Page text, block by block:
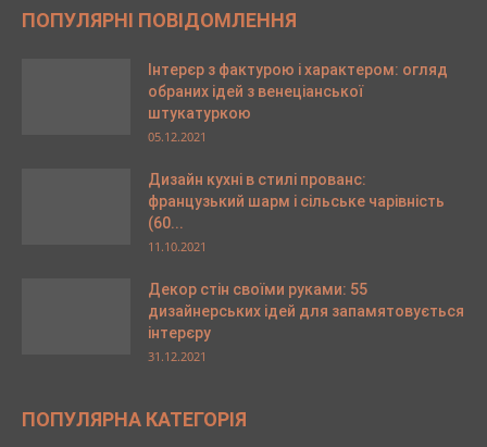
ПОПУЛЯРНІ ПОВІДОМЛЕННЯ
Інтерєр з фактурою і характером: огляд
обраних ідей з венеціанської
штукатуркою
05.12.2021
Дизайн кухні в стилі прованс:
французький шарм і сільське чарівність
(60...
11.10.2021
Декор стін своїми руками: 55
дизайнерських ідей для запамятовується
інтерєру
31.12.2021
ПОПУЛЯРНА КАТЕГОРІЯ